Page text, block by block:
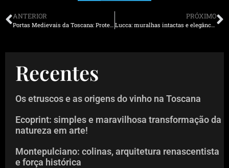
ANTERIOR
Portas Medievais da Toscana: Proteção, Controle e História
PRÓXIMO
Lucca: muralhas intactas e elegância toscana
Recentes
Os etruscos e as origens do vinho na Toscana
Ecoprint: simples e maravilhosa transformação da
natureza em arte!
Montepulciano: colinas, arquitetura renascentista
e força histórica